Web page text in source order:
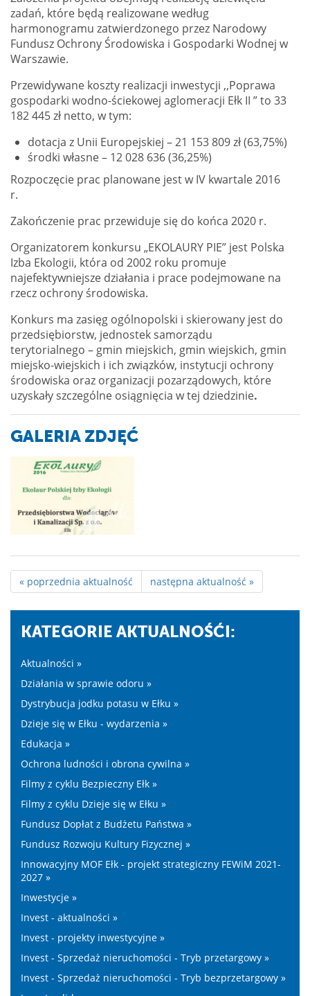
zadań, które będą realizowane według
harmonogramu zatwierdzonego przez Narodowy
Fundusz Ochrony Środowiska i Gospodarki Wodnej w
Warszawie.
Przewidywane koszty realizacji inwestycji ,,Poprawa
gospodarki wodno-ściekowej aglomeracji Ełk II ” to 33
182 445 zł netto, w tym:
dotacja z Unii Europejskiej – 21 153 809 zł (63,75%)
środki własne – 12 028 636 (36,25%)
Rozpoczęcie prac planowane jest w IV kwartale 2016
r.
Zakończenie prac przewiduje się do końca 2020 r.
Organizatorem konkursu „EKOLAURY PIE” jest Polska
Izba Ekologii, która od 2002 roku promuje
najefektywniejsze działania i prace podejmowane na
rzecz ochrony środowiska.
Konkurs ma zasięg ogólnopolski i skierowany jest do
przedsiębiorstw, jednostek samorządu
terytorialnego – gmin miejskich, gmin wiejskich, gmin
miejsko-wiejskich i ich związków, instytucji ochrony
środowiska oraz organizacji pozarządowych, które
uzyskały szczególne osiągnięcia w tej dziedzinie.
GALERIA ZDJĘĆ
« poprzednia aktualność następna aktualność »
KATEGORIE AKTUALNOŚĆI:
Aktualności »
Działania w sprawie odoru »
Dystrybucja jodku potasu w Ełku »
Dzieje się w Ełku - wydarzenia »
Edukacja »
Ochrona ludności i obrona cywilna »
Filmy z cyklu Bezpieczny Ełk »
Filmy z cyklu Dzieje się w Ełku »
Fundusz Dopłat z Budżetu Państwa »
Fundusz Rozwoju Kultury Fizycznej »
Innowacyjny MOF Ełk - projekt strategiczny FEWiM 2021-
2027 »
Inwestycje »
Invest - aktualności »
Invest - projekty inwestycyjne »
Invest - Sprzedaż nieruchomości - Tryb przetargowy »
Invest - Sprzedaż nieruchomości - Tryb bezprzetargowy »